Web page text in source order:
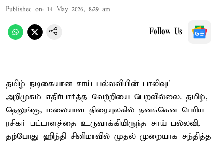
Published on: 14 May 2026, 8:29 am
Follow Us
தமிழ் நடிகையான சாய் பல்லவியின் பாலிவுட்
அறிமுகம் எதிர்பார்த்த வெற்றியை பெறவில்லை. தமிழ்,
தெலுங்கு, மலையாள திரையுலகில் தனக்கென பெரிய
ரசிகர் பட்டாளத்தை உருவாக்கியிருந்த சாய் பல்லவி,
தற்போது ஹிந்தி சினிமாவில் முதல் முறையாக சந்தித்த